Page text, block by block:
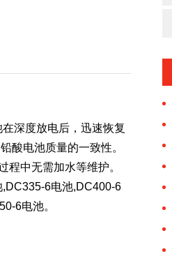
深度放电后，迅速恢复
酸电池质量的一致性。
程中无需加水等维护。
6电池,DC400-6
6电池。